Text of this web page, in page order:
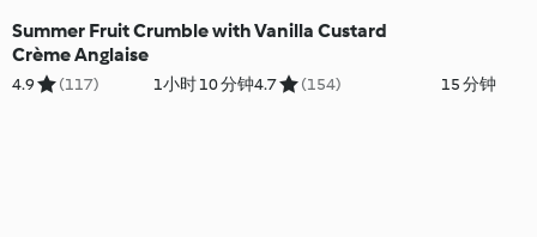
Summer Fruit Crumble with
Crème Anglaise
4.9 (117) 1小时 10 分钟
Vanilla Custard
4.7 (154) 15 分钟